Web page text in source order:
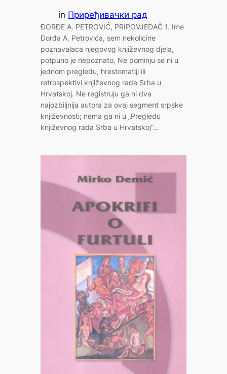
in Приређивачки рад
ĐORĐE A. PETROVIĆ, PRIPOVJEDAČ 1. Ime
Đorđa A. Petrovića, sem nekolicine
poznavalaca njegovog književnog djela,
potpuno je nepoznato. Ne pominju se ni u
jednom pregledu, hrestomatiji ili
retrospektivi književnog rada Srba u
Hrvatskoj. Ne registruju ga ni dva
najozbiljnija autora za ovaj segment srpske
književnosti; nema ga ni u „Pregledu
književnog rada Srba u Hrvatskoj“…